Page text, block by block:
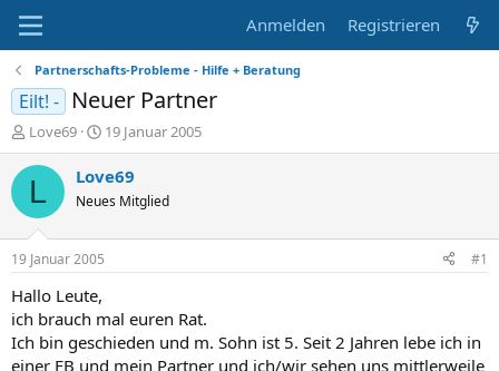
Anmelden Registrieren
Partnerschafts-Probleme - Hilfe + Beratung
Eilt! - Neuer Partner
E
r
s
e
r
Love69
E
r
s
e
t
19 Januar 2005
L Love69
Neues Mitglied
19 Januar 2005 #1
Hallo Leute,
ich brauch mal euren Rat.
Ich bin geschieden und m. Sohn ist 5. Seit 2 Jahren lebe ich in
einer FB und mein Partner und ich/wir sehen uns mittlerweile